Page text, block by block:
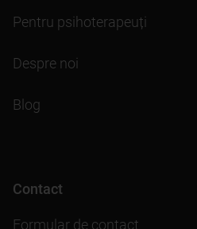
Pentru psihoterapeuți
Despre noi
Blog
Contact
Formular de contact